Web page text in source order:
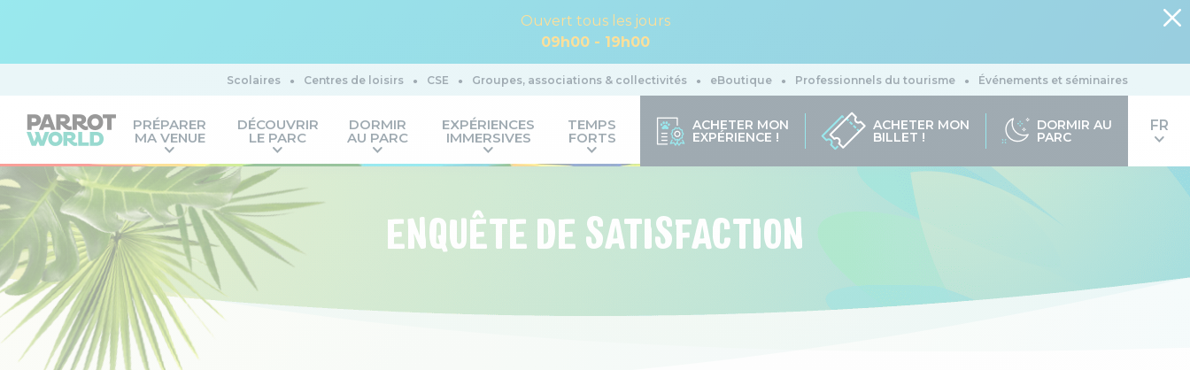
Ouvert tous les jours
09h00 - 19h00
Scolaires Centres de loisirs CSE Groupes, associations & collectivités eBoutique Professionnels du tourisme Événements et séminaires
PRÉPARER
MA VENUE
DÉCOUVRIR
LE PARC
DORMIR
AU PARC
EXPÉRIENCES
IMMERSIVES
TEMPS
FORTS
ACHETER MON
EXPÉRIENCE !
ACHETER MON
BILLET !
DORMIR AU
PARC
ENQUÊTE DE SATISFACTION